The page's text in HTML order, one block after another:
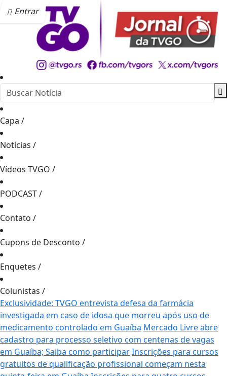
Entrar
Capa /
Notícias /
Vídeos TVGO /
PODCAST/
Contato /
Cupons de Desconto /
Enquetes /
Colunistas /
Exclusividade: TVGO entrevista defesa da farmácia
investigada em caso de idosa que morreu após uso de
medicamento controlado em Guaíba Mercado Livre abre
cadastro para processo seletivo com centenas de vagas
em Guaíba; Saiba como participarInscrições para cursos
gratuitos de qualificação profissional começam nesta